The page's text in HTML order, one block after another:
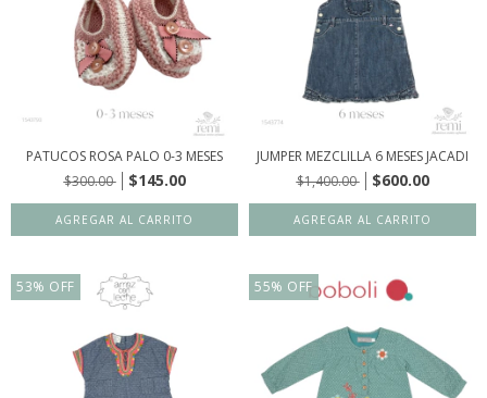
PATUCOS ROSA PALO 0-3 MESES
$300.00
$145.00
JUMPER MEZCLILLA 6 MESES JACADI
$1,400.00
$600.00
53% OFF 55% OFF